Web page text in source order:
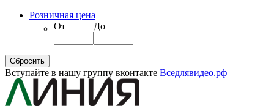
Розничная цена
От
До
Вступайте в нашу группу вконтакте Вседлявидео.рф